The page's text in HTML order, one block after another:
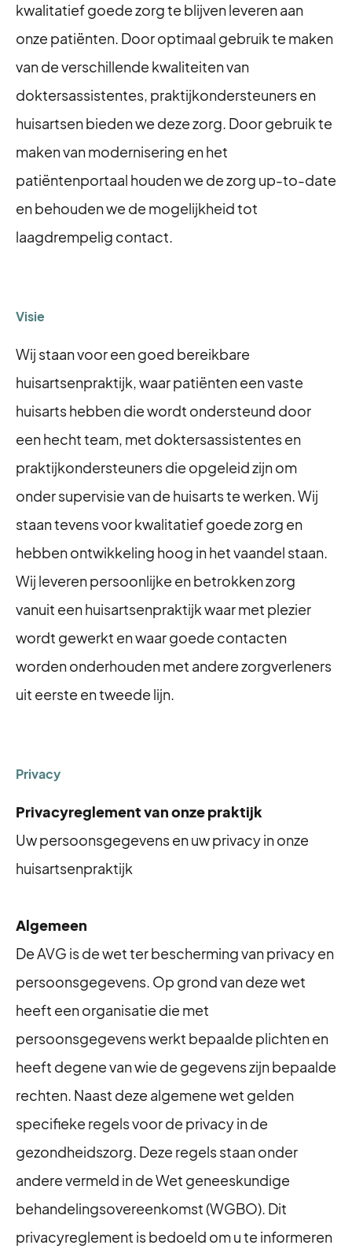
kwalitatief goede zorg te blijven leveren aan
onze patiënten. Door optimaal gebruik te maken
van de verschillende kwaliteiten van
doktersassistentes, praktijkondersteuners en
huisartsen bieden we deze zorg. Door gebruik te
maken van modernisering en het
patiëntenportaal houden we de zorg up-to-date
en behouden we de mogelijkheid tot
laagdrempelig contact.
Visie
Wij staan voor een goed bereikbare
huisartsenpraktijk, waar patiënten een vaste
huisarts hebben die wordt ondersteund door
een hecht team, met doktersassistentes en
praktijkondersteuners die opgeleid zijn om
onder supervisie van de huisarts te werken. Wij
staan tevens voor kwalitatief goede zorg en
hebben ontwikkeling hoog in het vaandel staan.
Wij leveren persoonlijke en betrokken zorg
vanuit een huisartsenpraktijk waar met plezier
wordt gewerkt en waar goede contacten
worden onderhouden met andere zorgverleners
uit eerste en tweede lijn.
Privacy
Privacyreglement van onze praktijk
Uw persoonsgegevens en uw privacy in onze
huisartsenpraktijk
Algemeen
De AVG is de wet ter bescherming van privacy en
persoonsgegevens. Op grond van deze wet
heeft een organisatie die met
persoonsgegevens werkt bepaalde plichten en
heeft degene van wie de gegevens zijn bepaalde
rechten. Naast deze algemene wet gelden
specifieke regels voor de privacy in de
gezondheidszorg. Deze regels staan onder
andere vermeld in de Wet geneeskundige
behandelingsovereenkomst (WGBO). Dit
privacyreglement is bedoeld om u te informeren